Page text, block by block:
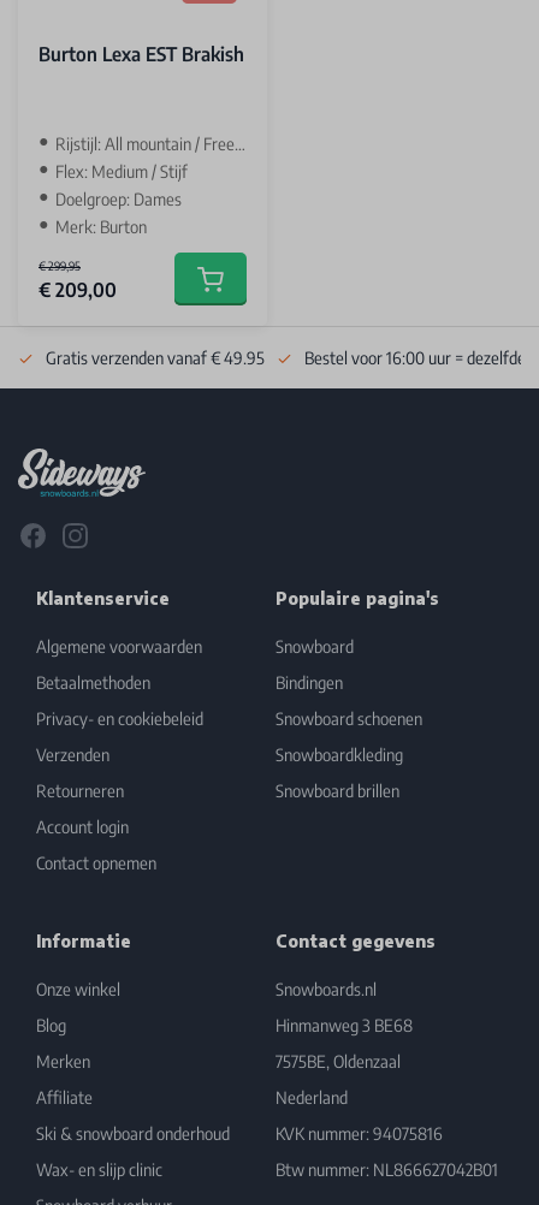
Burton Lexa EST Brakish
Rijstijl: All mountain / Freeride
Flex: Medium / Stijf
Doelgroep: Dames
Merk: Burton
€ 299,95
€ 209,00 Add to cart
Gratis verzenden vanaf € 49.95 Bestel voor 16:00 uur = dezelfde
FacebookInstagram
Klantenservice
Algemene voorwaarden
Betaalmethoden
Privacy- en cookiebeleid
Verzenden
Retourneren
Account login
Contact opnemen
Populaire pagina's
Snowboard
Bindingen
Snowboard schoenen
Snowboardkleding
Snowboard brillen
Informatie
Onze winkel
Blog
Merken
Affiliate
Ski & snowboard onderhoud
Wax- en slijp clinic
Contact gegevens
Snowboards.nl
Hinmanweg 3 BE68
7575BE, Oldenzaal
Nederland
KVK nummer: 94075816
Btw nummer: NL866627042B01